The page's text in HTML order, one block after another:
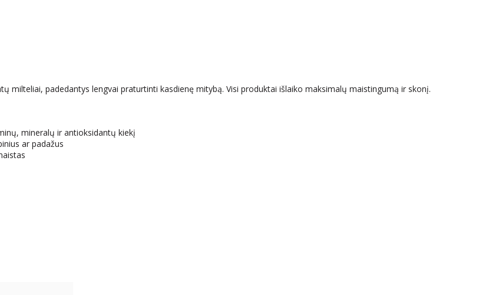
milteliai, padedantys lengvai praturtinti kasdienę mitybą. Visi produktai išlaiko maksimalų maistingumą ir skonį.
mineralų ir antioksidantų kiekį
ar padažus